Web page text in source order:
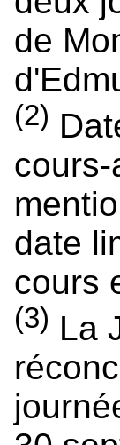
de
(2)
date
cours
(3) La